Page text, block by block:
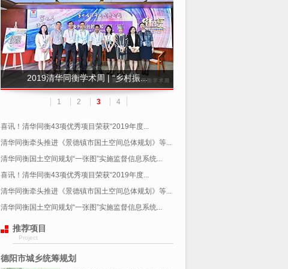
2019清华同衡学术周 | “乡村振...
1 2 3 4
喜讯！清华同衡43项优秀项目荣获“2019年度...
清华同衡牵头推进《景德镇市国土空间总体规划》等...
清华同衡国土空间规划“一张图”实施监督信息系统...
喜讯！清华同衡43项优秀项目荣获“2019年度...
清华同衡牵头推进《景德镇市国土空间总体规划》等...
清华同衡国土空间规划“一张图”实施监督信息系统...
推荐项目
Project
德阳市城乡统筹规划